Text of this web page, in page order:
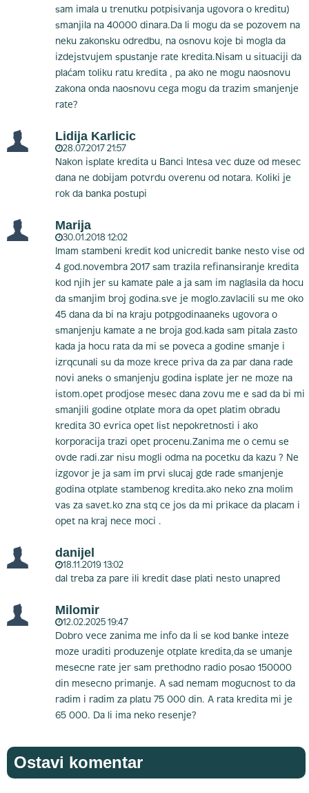
sam imala u trenutku potpisivanja ugovora o kreditu)
smanjila na 40000 dinara.Da li mogu da se pozovem na
neku zakonsku odredbu, na osnovu koje bi mogla da
izdejstvujem spustanje rate kredita.Nisam u situaciji da
plaćam toliku ratu kredita , pa ako ne mogu naosnovu
zakona onda naosnovu cega mogu da trazim smanjenje
rate?
Lidija Karlicic
28.07.2017 21:57
Nakon isplate kredita u Banci Intesa vec duze od mesec
dana ne dobijam potvrdu overenu od notara. Koliki je
rok da banka postupi
Marija
30.01.2018 12:02
Imam stambeni kredit kod unicredit banke nesto vise od
4 god.novembra 2017 sam trazila refinansiranje kredita
kod njih jer su kamate pale a ja sam im naglasila da hocu
da smanjim broj godina.sve je moglo.zavlacili su me oko
45 dana da bi na kraju potpgodinaaneks ugovora o
smanjenju kamate a ne broja god.kada sam pitala zasto
kada ja hocu rata da mi se poveca a godine smanje i
izrqcunali su da moze krece priva da za par dana rade
novi aneks o smanjenju godina isplate jer ne moze na
istom.opet prodjose mesec dana zovu me e sad da bi mi
smanjili godine otplate mora da opet platim obradu
kredita 30 evrica opet list nepokretnosti i ako
korporacija trazi opet procenu.Zanima me o cemu se
ovde radi.zar nisu mogli odma na pocetku da kazu ? Ne
izgovor je ja sam im prvi slucaj gde rade smanjenje
godina otplate stambenog kredita.ako neko zna molim
vas za savet.ko zna stq ce jos da mi prikace da placam i
opet na kraj nece moci .
danijel
18.11.2019 13:02
dal treba za pare ili kredit dase plati nesto unapred
Milomir
12.02.2025 19:47
Dobro vece zanima me info da li se kod banke inteze
moze uraditi produzenje otplate kredita,da se umanje
mesecne rate jer sam prethodno radio posao 150000
din mesecno primanje. A sad nemam mogucnost to da
radim i radim za platu 75 000 din. A rata kredita mi je
65 000. Da li ima neko resenje?
Ostavi komentar